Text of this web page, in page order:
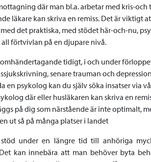
där man bl.a. arbetar med kris-
läkare kan skriva en remiss. Det är viktigt
det praktiska, med stödet här-och-nu,
förtvivlan på en djupare nivå.
tidigt, i och under
senare trauman och
en psykolog kan du själv söka insatser via
där eller husläkaren kan skriva en
på dig som närstående är inte optimalt,
ut så på många platser i landet
under en längre tid till anhöriga
kan innebära att man behöver byta